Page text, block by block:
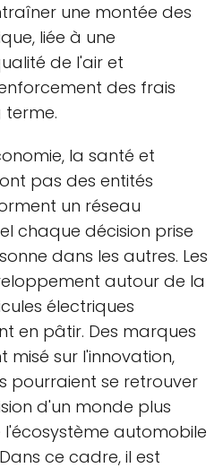
une montée des
liée à une
de l'air et
des frais
terme.
la santé et
pas des entités
un réseau
chaque décision prise
dans les autres. Les
autour de la
électriques
en pâtir. Des marques
misé sur l'innovation,
pourraient se retrouver
d'un monde plus
automobile
ce cadre, il est